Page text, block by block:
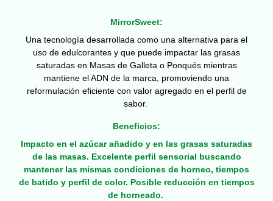
MirrorSweet:
Una tecnología desarrollada como una alternativa para el
uso de edulcorantes y que puede impactar las grasas
saturadas en Masas de Galleta o Ponqués mientras
mantiene el ADN de la marca, promoviendo una
reformulación eficiente con valor agregado en el perfil de
sabor.
Beneficios:
Impacto en el azúcar añadido y en las grasas saturadas
de las masas. Excelente perfil sensorial buscando
mantener las mismas condiciones de horneo, tiempos
de batido y perfil de color. Posible reducción en tiempos
de horneado.